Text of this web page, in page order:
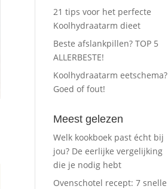
21 tips voor het perfecte
Koolhydraatarm dieet
Beste afslankpillen? TOP 5
ALLERBESTE!
Koolhydraatarm eetschema?
Goed of fout!
Meest gelezen
Welk kookboek past écht bij
jou? De eerlijke vergelijking
die je nodig hebt
Ovenschotel recept: 7 snelle